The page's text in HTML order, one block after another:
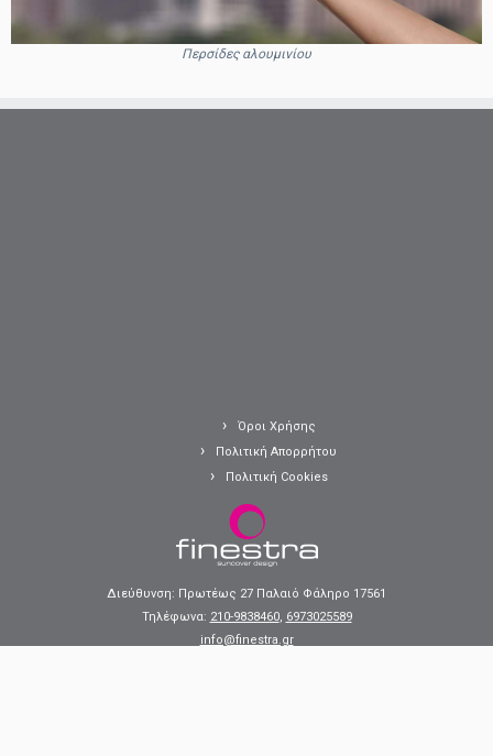
Περσίδες αλουμινίου
Όροι Χρήσης
Πολιτική Απορρήτου
Πολιτική Cookies
Διεύθυνση: Πρωτέως 27 Παλαιό Φάληρο 17561
Τηλέφωνα: 210-9838460, 6973025589
info@finestra.gr